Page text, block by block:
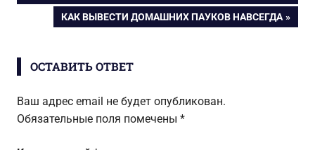
СЛЕДУЮЩАЯ
КАК ВЫВЕСТИ ДОМАШНИХ ПАУКОВ НАВСЕГДА
ОСТАВИТЬ ОТВЕТ
Ваш адрес email не будет опубликован.
Обязательные поля помечены *